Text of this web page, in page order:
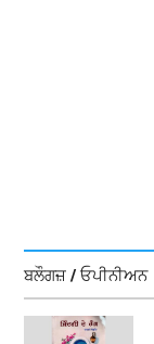
ਬਲੌਗਜ਼ / ਓਪੀਨੀਅਨ